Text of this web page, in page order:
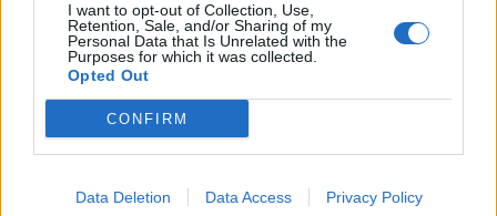
I want to opt-out of Collection, Use,
Retention, Sale, and/or Sharing of my
Personal Data that Is Unrelated with the
Purposes for which it was collected.
Opted Out
CONFIRM
Data Deletion Data Access Privacy Policy
ARTICLES CONNEXES PLUS DE L'AUTEUR
Santé Santé